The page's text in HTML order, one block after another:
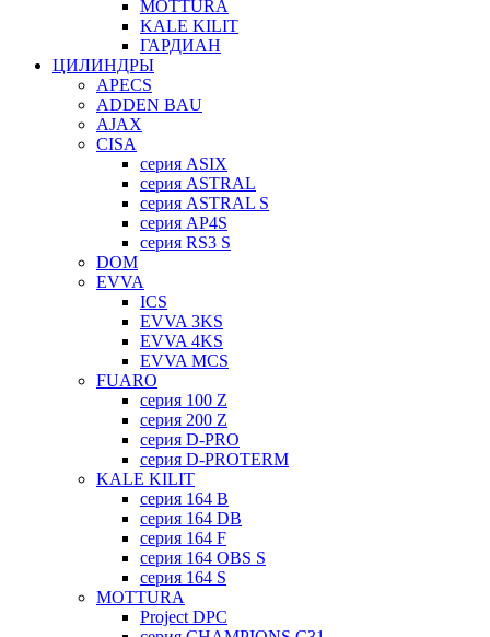
MOTTURA
KALE KILIT
ГАРДИАН
ЦИЛИНДРЫ
APECS
ADDEN BAU
AJAX
CISA
серия ASIX
серия ASTRAL
серия ASTRAL S
серия AP4S
серия RS3 S
DOM
EVVA
ICS
EVVA 3KS
EVVA 4KS
EVVA MCS
FUARO
серия 100 Z
серия 200 Z
серия D-PRO
серия D-PROTERM
KALE KILIT
серия 164 B
серия 164 DB
серия 164 F
серия 164 OBS S
серия 164 S
MOTTURA
Project DPC